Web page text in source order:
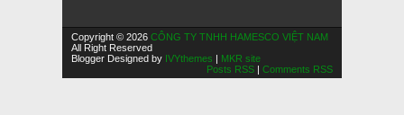
Copyright © 2026 CÔNG TY TNHH HAMESCO VIỆT NAM
All Right Reserved
Blogger Designed by IVYthemes
MKR site
Posts RSS
Comments RSS